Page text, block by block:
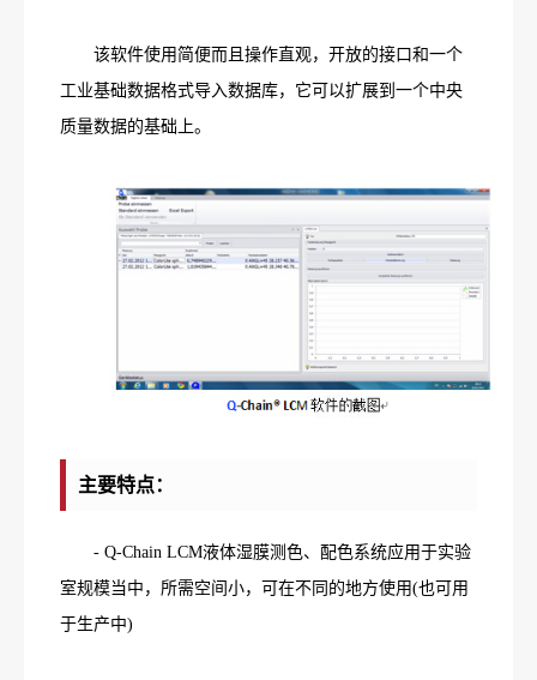
该软件使用简便而且操作直观，开放的接口和一个
工业基础数据格式导入数据库，它可以扩展到一个中央
质量数据的基础上。
主要特点：
- Q-Chain LCM液体湿膜测色、配色系统应用于实验
室规模当中，所需空间小，可在不同的地方使用(也可用
于生产中)